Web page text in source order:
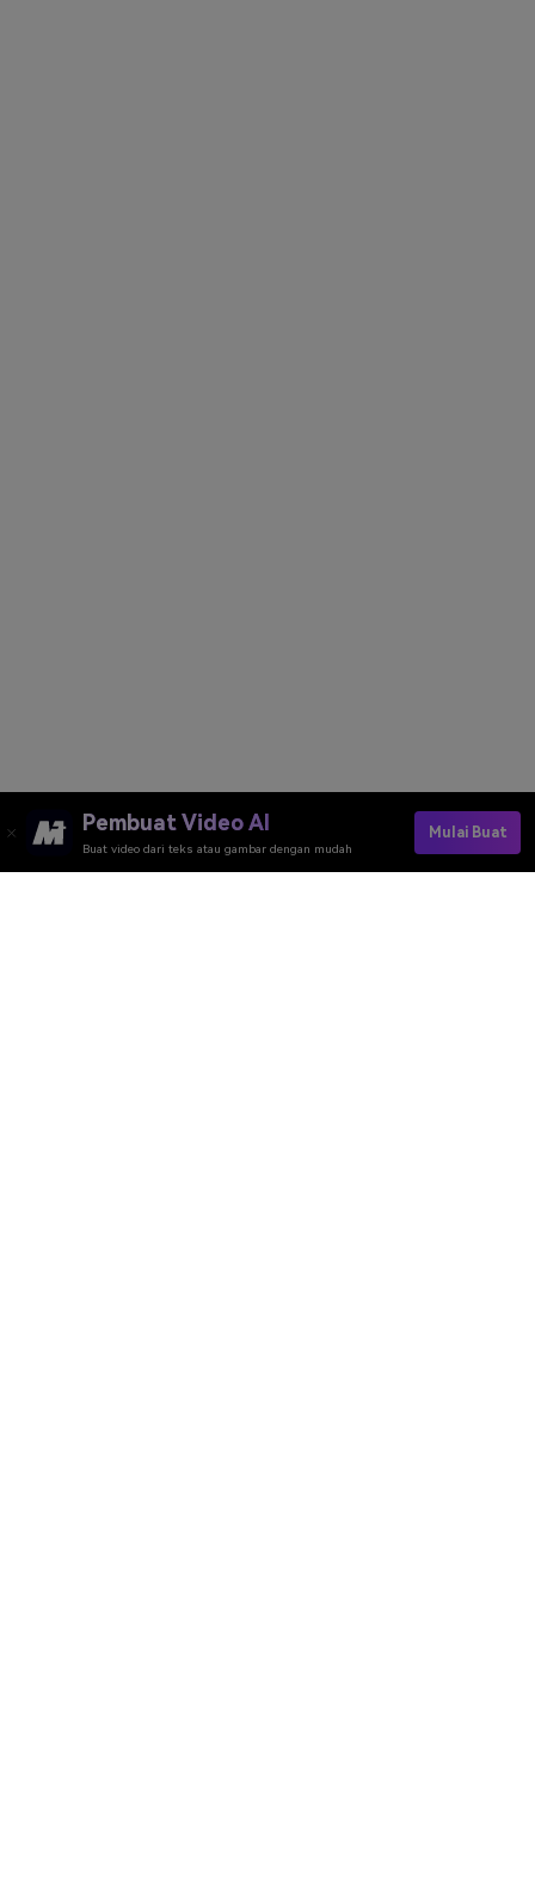
Pembuat Video AI
Buat video dari teks atau gambar dengan mudah
Mulai Buat